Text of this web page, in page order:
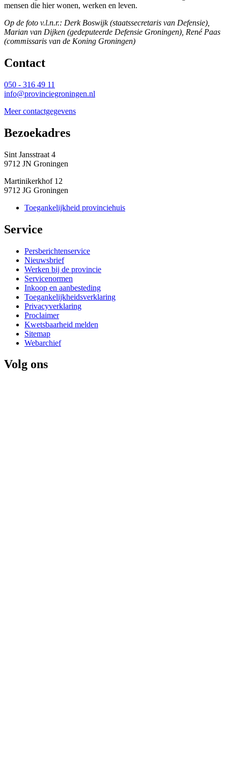
mensen die hier wonen, werken en leven.
Op de foto v.l.n.r.: Derk Boswijk (staatssecretaris van Defensie),
Marian van Dijken (gedeputeerde Defensie Groningen), René Paas
(commissaris van de Koning Groningen)
Contact
050 - 316 49 11
info@provinciegroningen.nl
Meer contactgegevens
Bezoekadres
Sint Jansstraat 4
9712 JN Groningen
Martinikerkhof 12
9712 JG Groningen
Toegankelijkheid provinciehuis
Service
Persberichtenservice
Nieuwsbrief
Werken bij de provincie
Servicenormen
Inkoop en aanbesteding
Toegankelijkheidsverklaring
Privacyverklaring
Proclaimer
Kwetsbaarheid melden
Sitemap
Webarchief
Volg ons